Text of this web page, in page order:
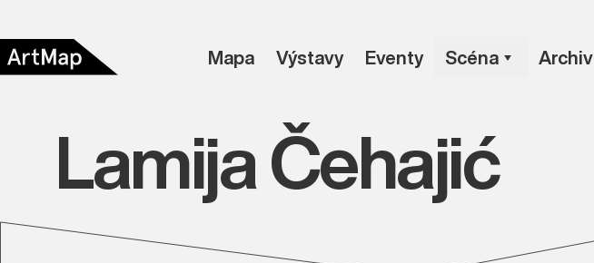
Mapa Výstavy Eventy Scéna Archiv
Lamija Čehajić